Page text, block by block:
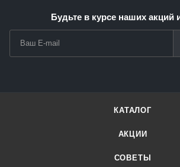
Будьте в курсе наших акций
КАТАЛОГ
АКЦИИ
СОВЕТЫ